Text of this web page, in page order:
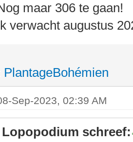
maar 306 te gaan!
verwacht augustus
PlantageBohémien
Sep-2023, 02:39 AM
Lopopodium schreef: